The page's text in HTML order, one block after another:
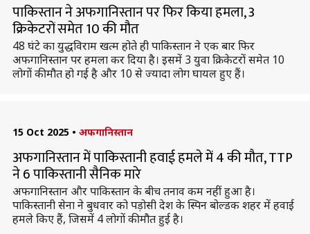
पाकिस्तान ने अफगानिस्तान पर फिर किया हमला, 3
क्रिकेटरों समेत 10 की मौत
48 घंटे का युद्धविराम खत्म होते ही पाकिस्तान ने एक बार फिर
अफगानिस्तान पर हमला कर दिया है। इसमें 3 युवा क्रिकेटरों समेत 10
लोगों की मौत हो गई है और 10 से ज्यादा लोग घायल हुए हैं।
15 Oct 2025 • अफगानिस्तान
अफगानिस्तान में पाकिस्तानी हवाई हमले में 4 की मौत, TTP
ने 6 पाकिस्तानी सैनिक मारे
अफगानिस्तान और पाकिस्तान के बीच तनाव कम नहीं हुआ है।
पाकिस्तानी सेना ने बुधवार को पड़ोसी देश के स्पिन बोल्डक शहर में हवाई
हमले किए हैं, जिसमें 4 लोगों की मौत हुई है।